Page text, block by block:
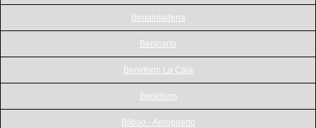
Benalmadena
Benicarlo
Benidorm La Cala
Benidorm
Bilbao - Aeropuerto